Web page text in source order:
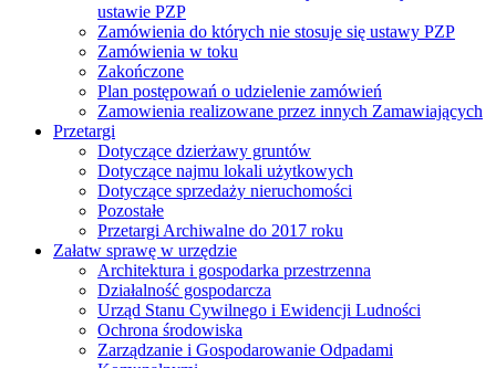
ustawie PZP
Zamówienia do których nie stosuje się ustawy PZP
Zamówienia w toku
Zakończone
Plan postępowań o udzielenie zamówień
Zamowienia realizowane przez innych Zamawiających
Przetargi
Dotyczące dzierżawy gruntów
Dotyczące najmu lokali użytkowych
Dotyczące sprzedaży nieruchomości
Pozostałe
Przetargi Archiwalne do 2017 roku
Załatw sprawę w urzędzie
Architektura i gospodarka przestrzenna
Działalność gospodarcza
Urząd Stanu Cywilnego i Ewidencji Ludności
Ochrona środowiska
Zarządzanie i Gospodarowanie Odpadami